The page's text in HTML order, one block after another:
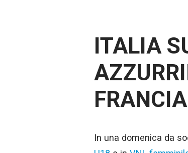
ITALIA
FRANCIA
In una domenica da